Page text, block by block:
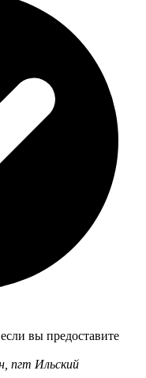
вы предоставите
пгт Ильский